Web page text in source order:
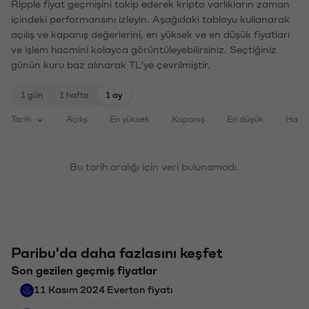
Ripple fiyat geçmişini takip ederek kripto varlıkların zaman
içindeki performansını izleyin. Aşağıdaki tabloyu kullanarak
açılış ve kapanış değerlerini, en yüksek ve en düşük fiyatları
ve işlem hacmini kolayca görüntüleyebilirsiniz. Seçtiğiniz
günün kuru baz alınarak TL'ye çevrilmiştir.
1 gün 1 hafta 1 ay
Tarih Açılış En yüksek Kapanış En düşük
Bu tarih aralığı için veri bulunamadı.
Paribu'da daha fazlasını keşfet
Son gezilen geçmiş fiyatlar
11 Kasım 2024 Everton fiyatı